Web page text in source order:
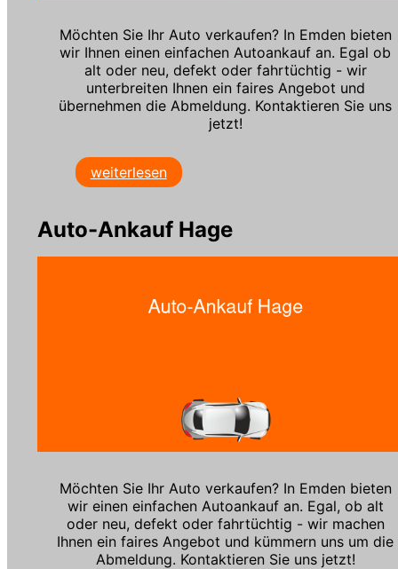
Möchten Sie Ihr Auto verkaufen? In Emden bieten
wir Ihnen einen einfachen Autoankauf an. Egal ob
alt oder neu, defekt oder fahrtüchtig - wir
unterbreiten Ihnen ein faires Angebot und
übernehmen die Abmeldung. Kontaktieren Sie uns
jetzt!
weiterlesen
Auto-Ankauf Hage
Möchten Sie Ihr Auto verkaufen? In Emden bieten
wir einen einfachen Autoankauf an. Egal, ob alt
oder neu, defekt oder fahrtüchtig - wir machen
Ihnen ein faires Angebot und kümmern uns um die
Abmeldung. Kontaktieren Sie uns jetzt!